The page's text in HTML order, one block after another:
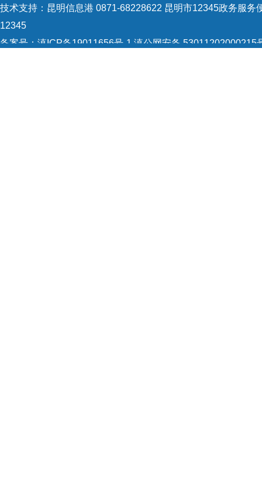
技术支持： 昆明信息港 0871-68228622 昆明市12345政务服务
12345
备案号： 滇ICP备19011656号-1 滇公网安备 53011202000215